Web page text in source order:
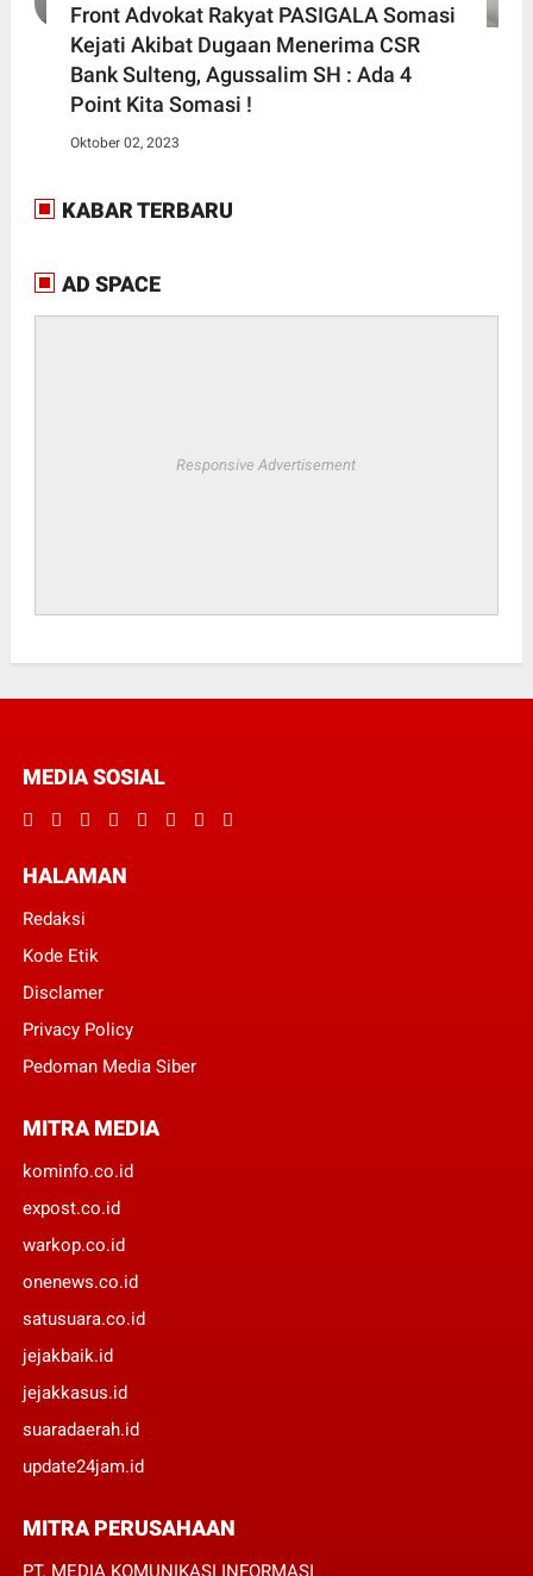
Front Advokat Rakyat PASIGALA Somasi
Kejati Akibat Dugaan Menerima CSR
Bank Sulteng, Agussalim SH : Ada 4
Point Kita Somasi !
Oktober 02, 2023
KABAR TERBARU
AD SPACE
Responsive Advertisement
MEDIA SOSIAL
HALAMAN
Redaksi
Kode Etik
Disclamer
Privacy Policy
Pedoman Media Siber
MITRA MEDIA
kominfo.co.id
expost.co.id
warkop.co.id
onenews.co.id
satusuara.co.id
jejakbaik.id
jejakkasus.id
suaradaerah.id
update24jam.id
MITRA PERUSAHAAN
PT. MEDIA KOMUNIKASI INFORMASI